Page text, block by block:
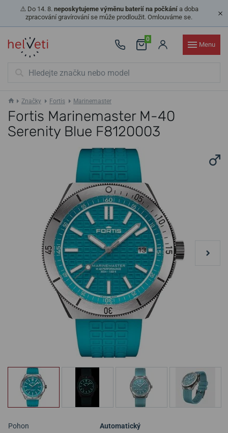
⚠️ Do 14. 8. neposkytujeme výměnu baterií na počkánía doba
zpracování gravírování se může prodloužit. Omlouváme se.
0
Menu
Značky Fortis Marinemaster
Fortis Marinemaster M-40
Serenity Blue F8120003
Pohon
Automatický